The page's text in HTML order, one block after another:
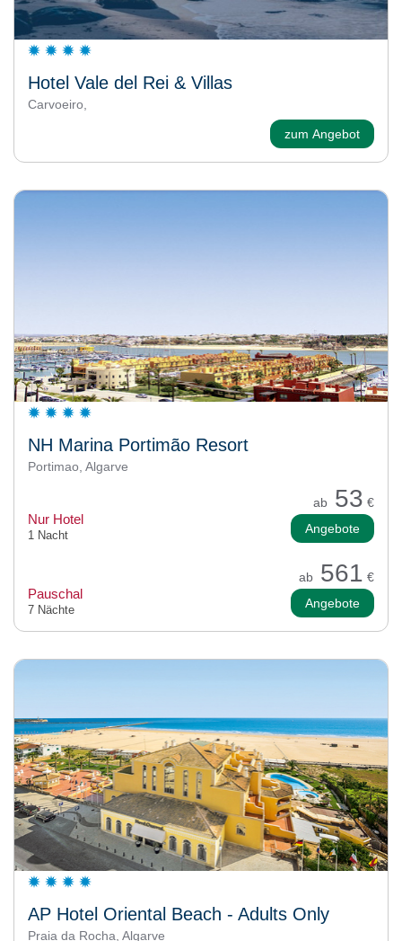
Hotel Vale del Rei & Villas
Carvoeiro,
zum Angebot
NH Marina Portimão Resort
Portimao, Algarve
ab 53 €
Nur Hotel
1 Nacht Angebote
ab 561 €
Pauschal
7 Nächte Angebote
AP Hotel Oriental Beach - Adults Only
Praia da Rocha, Algarve